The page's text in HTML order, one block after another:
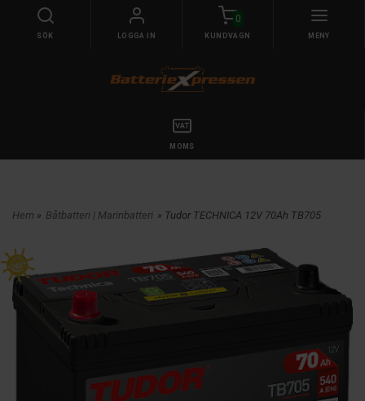
SÖK LOGGA IN
0
KUNDVAGN MENY
MOMS
Hem » Båtbatteri | Marinbatteri » Tudor TECHNICA 12V 70Ah TB705